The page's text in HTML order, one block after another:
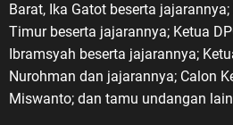
Barat, Ika Gatot beserta
Timur beserta jajarannya; Ketua
Ibramsyah beserta jajarannya;
Nurohman dan jajarannya; Calon
Miswanto; dan tamu undangan